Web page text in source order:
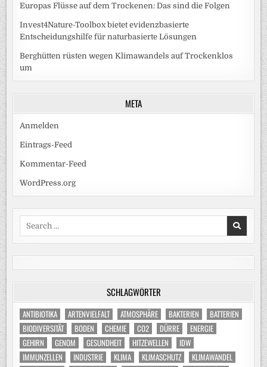
Europas Flüsse auf dem Trockenen: Das sind die Folgen
Invest4Nature-Toolbox bietet evidenzbasierte
Entscheidungshilfe für naturbasierte Lösungen
Berghütten rüsten wegen Klimawandels auf Trockenklos
um
META
Anmelden
Eintrags-Feed
Kommentar-Feed
WordPress.org
SCHLAGWÖRTER
ANTIBIOTIKA ARTENVIELFALT ATMOSPHÄRE BAKTERIEN
BATTERIEN
BIODIVERSITÄT
BODEN CHEMIE CO2 DÜRRE
ENERGIE
GEHIRN
GENOM GESUNDHEIT HITZEWELLEN
IDW
IMMUNZELLEN
INDUSTRIE KLIMA KLIMASCHUTZ
KLIMAWANDEL